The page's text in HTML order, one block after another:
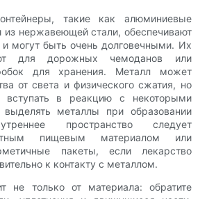
такие как алюминиевые
из нержавеющей стали, обеспечивают
могут быть очень долговечными. Их
для дорожных чемоданов или
для хранения. Металл может
от света и физического сжатия, но
в реакцию с некоторыми
выделять металлы при образовании
пространство следует
пищевым материалом или
пакеты, если лекарство
к контакту с металлом.
не только от материала: обратите